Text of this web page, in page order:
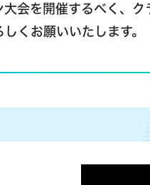
会を開催するべく、
くお願いいたします。